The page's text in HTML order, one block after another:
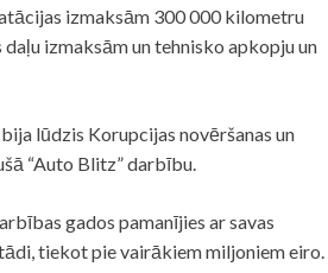
izmaksām 300 000 kilometru
izmaksām un tehnisko apkopju un
lūdzis Korupcijas novēršanas un
“Auto Blitz” darbību.
gados pamanījies ar savas
tiekot pie vairākiem miljoniem eiro.